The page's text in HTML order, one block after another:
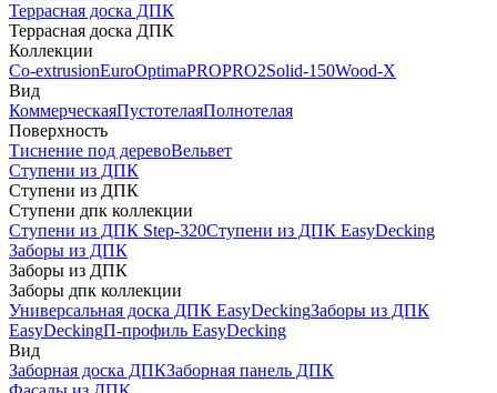
Террасная доска ДПК
Террасная доска ДПК
Коллекции
Co-extrusionEuroOptimaPROPRO2Solid-150Wood-X
Вид
КоммерческаяПустотелаяПолнотелая
Поверхность
Тиснение под деревоВельвет
Ступени из ДПК
Ступени из ДПК
Ступени дпк коллекции
Ступени из ДПК Step-320Ступени из ДПК EasyDecking
Заборы из ДПК
Заборы из ДПК
Заборы дпк коллекции
Универсальная доска ДПК EasyDeckingЗаборы из ДПК
EasyDeckingП-профиль EasyDecking
Вид
Заборная доска ДПКЗаборная панель ДПК